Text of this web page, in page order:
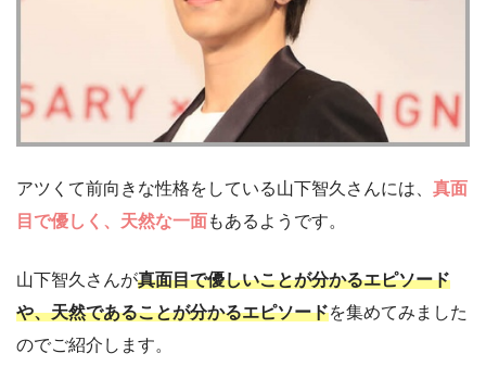
アツくて前向きな性格をしている山下智久さんには、 真面
目で優しく、天然な一面もあるようです。
山下智久さんが真面目で優しいことが分かるエピソード
や、天然であることが分かるエピソードを集めてみました
のでご紹介します。